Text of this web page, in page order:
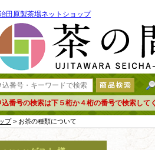
田原製茶場ネットショップ
込番号の検索は下５桁か４桁の番号で検索して
プ> お茶の種類について